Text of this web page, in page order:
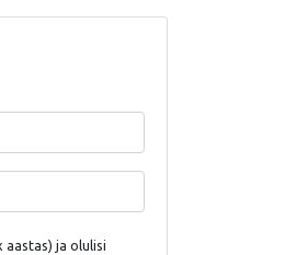
aastas) ja olulisi